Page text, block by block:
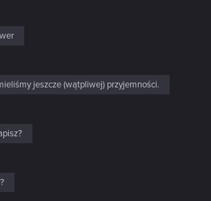
jeszcze (wątpliwej) przyjemności.